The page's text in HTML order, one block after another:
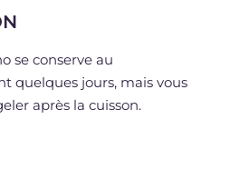
se conserve au
quelques jours, mais vous
après la cuisson.